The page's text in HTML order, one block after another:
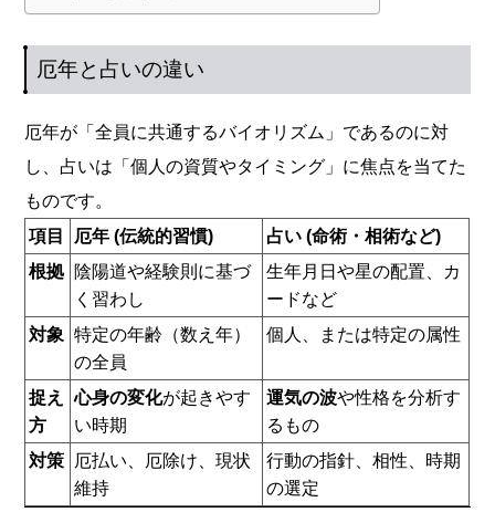
厄年と占いの違い
厄年が「全員に共通するバイオリズム」であるのに対
し、占いは「個人の資質やタイミング」に焦点を当てた
ものです。
項目
厄年 (伝統的習慣)
占い (命術・相術など)
根拠
陰陽道や経験則に基づ
く習わし
生年月日や星の配置、カ
ードなど
対象
特定の年齢（数え年）
の全員
個人、または特定の属性
捉え
方
心身の変化が起きやす
い時期
運気の波や性格を分析す
るもの
対策
厄払い、厄除け、現状
維持
行動の指針、相性、時期
の選定